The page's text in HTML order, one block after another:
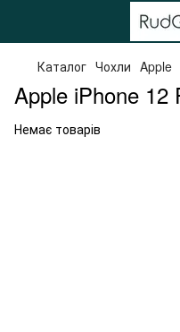
Каталог Чохли Apple
Apple iPhone 12
Немає товарів